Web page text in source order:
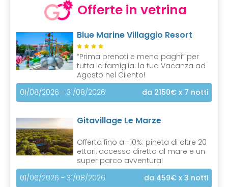
Offerte in vetrina
Blue Marine Villaggio Resort
“Prima prenoti e meno paghi” per
tutta la famiglia: la tua Vacanza ad
Agosto nel Cilento!
01/08/2026 - 31/08/2026
da 2150€ x 7 notti
Gitavillage Le Marze
Offerta fino a -10%: pineta di oltre 20
ettari, accesso diretto al mare e un
super parco avventura!
01/06/2026 - 31/08/2026
da 459€ x 3 notti